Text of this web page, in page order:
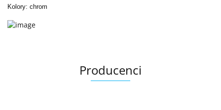
Kolory: chrom
Producenci